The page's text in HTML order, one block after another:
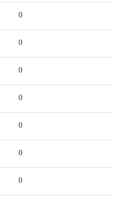
0
0
0
0
0
0
0